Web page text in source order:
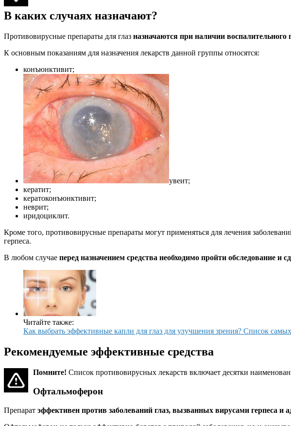
В каких случаях назначают?
Противовирусные препараты для глаз назначаются при наличии воспалительного
К основным показаниям для назначения лекарств данной группы относятся:
конъюнктивит;
увеит;
кератит;
кератоконъюнктивит;
неврит;
иридоциклит.
Кроме того, противовирусные препараты могут применяться для лечения
герпеса.
В любом случае перед назначением средства необходимо пройти обследование и
Читайте также:
Как выбрать эффективные капли для глаз для улучшения зрения? Список
Рекомендуемые эффективные средства
Помните! Список противовирусных лекарств включает десятки
Офтальмоферон
Препарат эффективен против заболеваний глаз, вызванных вирусами герпеса и